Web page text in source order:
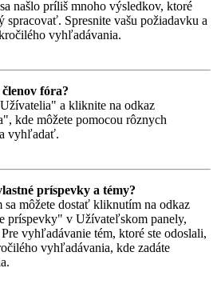
našlo príliš mnoho výsledkov, ktoré
spracovať. Spresnite vašu požiadavku a
vyhľadávania.
fóra?
a kliknite na odkaz
kde môžete pomocou rôznych
vyhľadať.
príspevky a témy?
môžete dostať kliknutím na odkaz
v Užívateľskom panely,
vyhľadávanie tém, ktoré ste odoslali,
vyhľadávania, kde zadáte